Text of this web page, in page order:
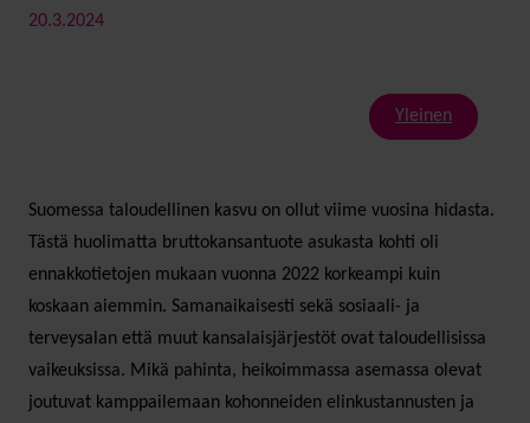
20.3.2024
Yleinen
Suomessa taloudellinen kasvu on ollut viime vuosina hidasta.
Tästä huolimatta bruttokansantuote asukasta kohti oli
ennakkotietojen mukaan vuonna 2022 korkeampi kuin
koskaan aiemmin. Samanaikaisesti sekä sosiaali- ja
terveysalan että muut kansalaisjärjestöt ovat taloudellisissa
vaikeuksissa. Mikä pahinta, heikoimmassa asemassa olevat
joutuvat kamppailemaan kohonneiden elinkustannusten ja